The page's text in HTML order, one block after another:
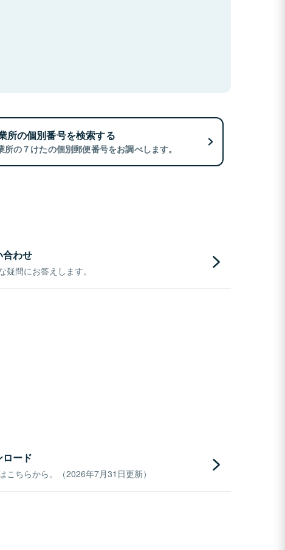
所の個別番号を検索する
所の７けたの個別郵便番号をお調べします。
合わせ
問にお答えします。
ード
こちらから。（2026年7月31日更新）